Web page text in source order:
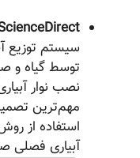
سیستم توزیع
توسط گیاه و
نصب نوار
مهم‌ترین
آبیاری فصلی